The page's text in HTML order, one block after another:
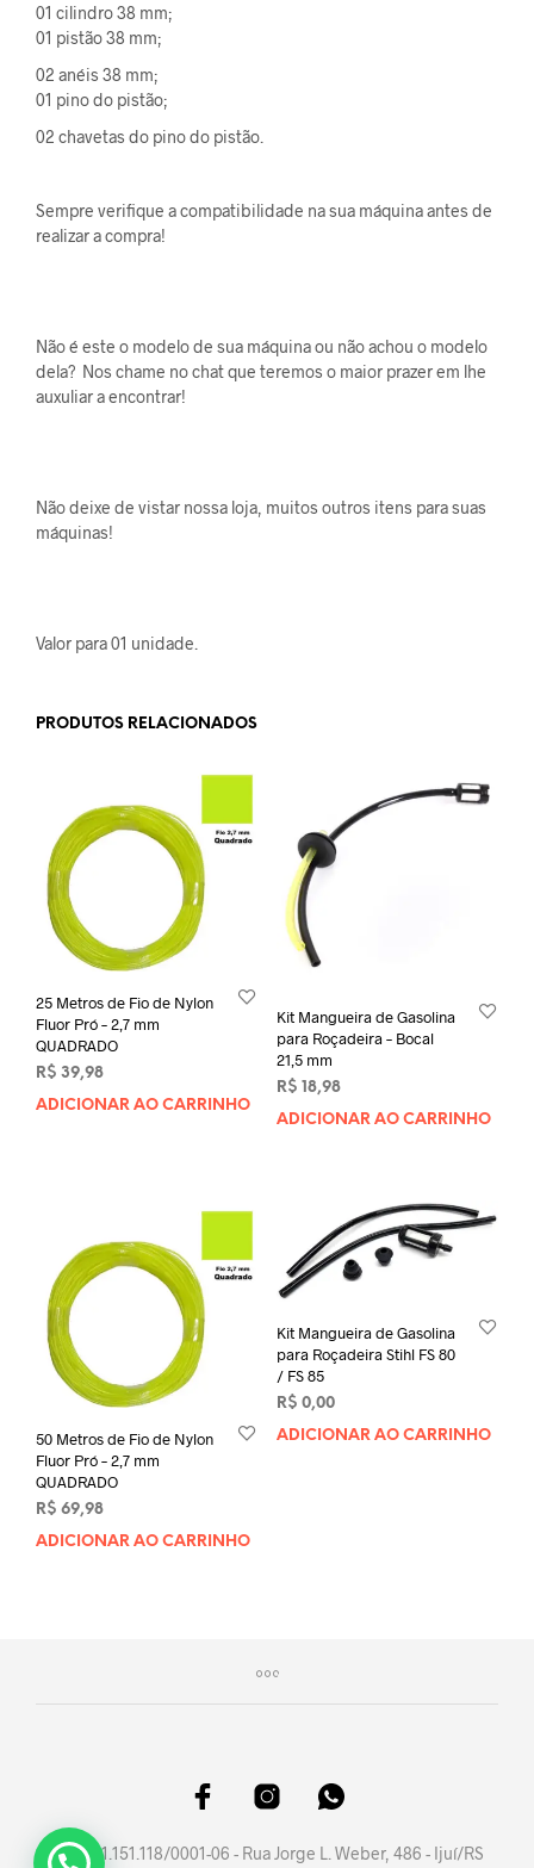
01 cilindro 38 mm;
01 pistão 38 mm;
02 anéis 38 mm;
01 pino do pistão;
02 chavetas do pino do pistão.
Sempre verifique a compatibilidade na sua máquina antes de
realizar a compra!
Não é este o modelo de sua máquina ou não achou o modelo
dela? Nos chame no chat que teremos o maior prazer em lhe
auxuliar a encontrar!
Não deixe de vistar nossa loja, muitos outros itens para suas
máquinas!
Valor para 01 unidade.
PRODUTOS RELACIONADOS
25 Metros de Fio de Nylon
Fluor Pró – 2,7 mm
QUADRADO
R$ 39,98
ADICIONAR AO CARRINHO
Kit Mangueira de Gasolina
para Roçadeira – Bocal
21,5 mm
R$ 18,98
ADICIONAR AO CARRINHO
50 Metros de Fio de Nylon
Fluor Pró – 2,7 mm
QUADRADO
R$ 69,98
ADICIONAR AO CARRINHO
Kit Mangueira de Gasolina
para Roçadeira Stihl FS 80
/ FS 85
R$ 0,00
ADICIONAR AO CARRINHO
CNPJ 41.151.118/0001-06 - Rua Jorge L. Weber, 486 - Ijuí/RS